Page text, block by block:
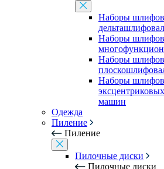
Наборы
Наборы
Наборы
Наборы
машин
Одежда
Пиление
Пиление
Пилочные диски
Пилочные диски